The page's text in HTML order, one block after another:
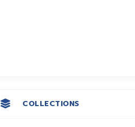
COLLECTIONS